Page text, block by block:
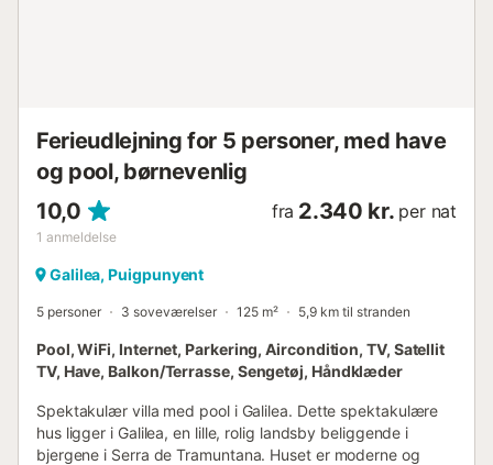
Ferieudlejning for 5 personer, med have
og pool, børnevenlig
10,0
1 anmeldelse
fra 2.340 kr. per nat
Galilea, Puigpunyent
5 personer 3 soveværelser 125 m² 5,9 km til stranden
Pool, WiFi, Internet, Parkering, Aircondition, TV, Satellit
TV, Have, Balkon/Terrasse, Sengetøj, Håndklæder
Spektakulær villa med pool i Galilea. Dette spektakulære
hus ligger i Galilea, en lille, rolig landsby beliggende i
bjergene i Serra de Tramuntana. Huset er moderne og